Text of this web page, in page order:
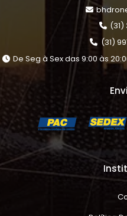
(31)
(31)
De Seg à Sex das 9:00 às